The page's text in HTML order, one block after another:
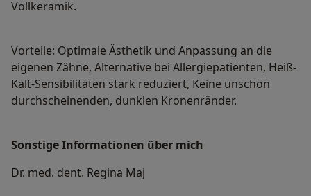
Vollkeramik.
Vorteile: Optimale Ästhetik und Anpassung an die
eigenen Zähne, Alternative bei Allergiepatienten, Heiß-
Kalt-Sensibilitäten stark reduziert, Keine unschön
durchscheinenden, dunklen Kronenränder.
Sonstige Informationen über mich
Dr. med. dent. Regina Maj